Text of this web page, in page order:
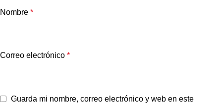
Nombre *
Correo electrónico *
Guarda mi nombre, correo electrónico y web en este